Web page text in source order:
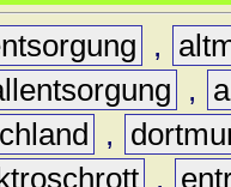
,
,
,
,